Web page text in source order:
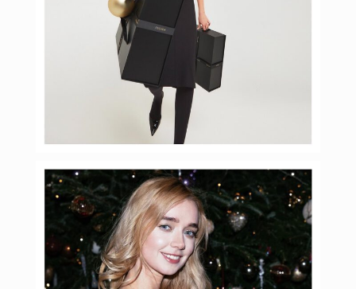
Янв 27
budinstein_media